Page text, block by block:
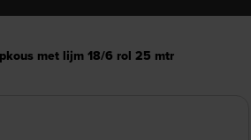
met lijm 18/6 rol 25 mtr